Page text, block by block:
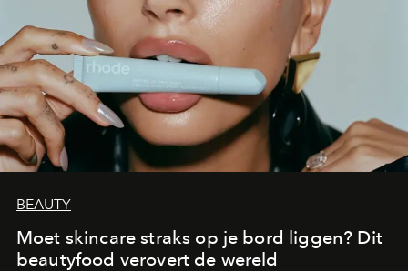
BEAUTY
Moet skincare straks op je bord liggen? Dit
beautyfood verovert de wereld